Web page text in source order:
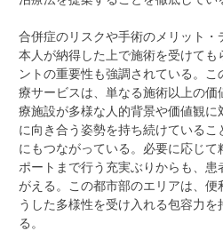
合併症のリスクや手術のメリット・
本人が納得した上で施術を受けて
ントの重要性も強調されている。
療サービスは、単なる施術以上の
療施設が多様な人的背景や価値観
に向き合う姿勢を持ち続けている
にもつながっている。必要に応じ
ポートまで行う充実ぶりからも、
がえる。この都市部のエリアは、便
うした多様性を受け入れる包容力
る。